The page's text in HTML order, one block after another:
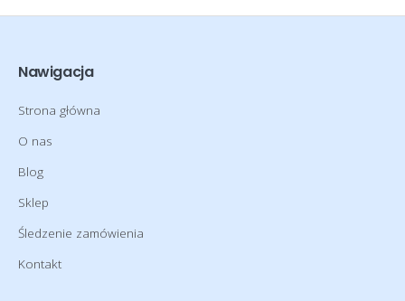
Nawigacja
Strona główna
O nas
Blog
Sklep
Śledzenie zamówienia
Kontakt